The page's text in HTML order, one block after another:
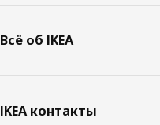
Всё об IKEA
IKEA контакты